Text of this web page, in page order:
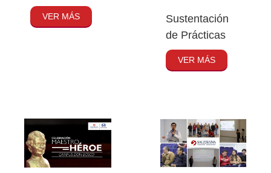
VER MÁS
Sustentación
de Prácticas
VER MÁS